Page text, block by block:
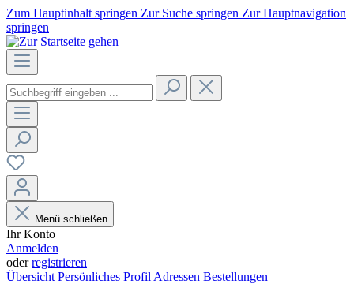
Zum Hauptinhalt springen Zur Suche springen Zur Hauptnavigation
springen
Menü schließen
Ihr Konto
Anmelden
oderregistrieren
Übersicht Persönliches Profil Adressen Bestellungen